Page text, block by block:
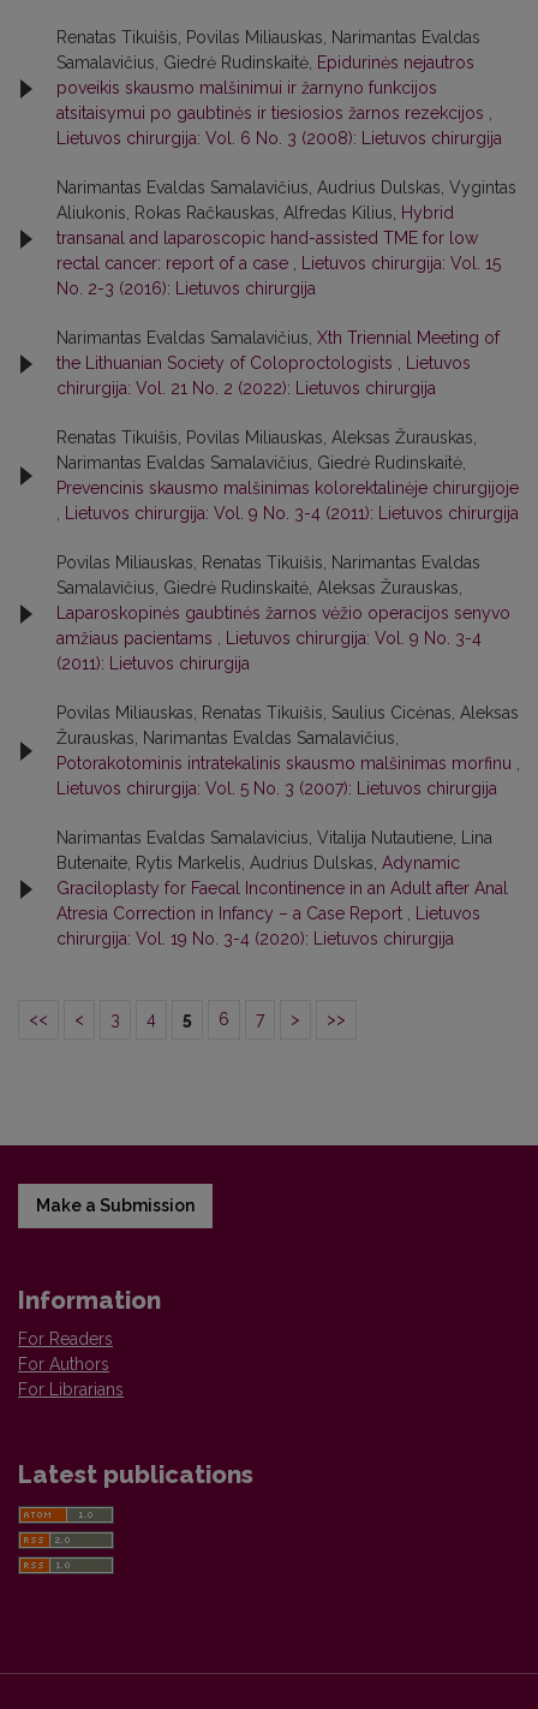
Renatas Tikuišis, Povilas Miliauskas, Narimantas Evaldas
Samalavičius, Giedrė Rudinskaitė, Epidurinės nejautros
poveikis skausmo malšinimui ir žarnyno funkcijos
atsitaisymui po gaubtinės ir tiesiosios žarnos rezekcijos
Lietuvos chirurgija: Vol. 6 No. 3 (2008): Lietuvos chirurgija
Narimantas Evaldas Samalavičius, Audrius Dulskas, Vygintas
Aliukonis, Rokas Račkauskas, Alfredas Kilius,
Hybrid
transanal and laparoscopic hand-assisted TME for low
rectal cancer: report of a case
Lietuvos chirurgija: Vol. 15
No. 2-3 (2016): Lietuvos chirurgija
Narimantas Evaldas Samalavičius, Xth Triennial Meeting of
the Lithuanian Society of Coloproctologists
Lietuvos
chirurgija: Vol. 21 No. 2 (2022): Lietuvos chirurgija
Renatas Tikuišis, Povilas Miliauskas, Aleksas Žurauskas,
Narimantas Evaldas Samalavičius, Giedrė Rudinskaitė,
Prevencinis skausmo malšinimas kolorektalinėje chirurgijoje
Lietuvos chirurgija: Vol. 9 No. 3-4 (2011): Lietuvos chirurgija
Povilas Miliauskas, Renatas Tikuišis, Narimantas Evaldas
Samalavičius, Giedrė Rudinskaitė, Aleksas Žurauskas,
Laparoskopinės gaubtinės žarnos vėžio operacijos senyvo
amžiaus pacientams
Lietuvos chirurgija: Vol. 9 No. 3-4
(2011): Lietuvos chirurgija
Povilas Miliauskas, Renatas Tikuišis, Saulius Cicėnas, Aleksas
Žurauskas, Narimantas Evaldas Samalavičius,
Potorakotominis intratekalinis skausmo malšinimas morfinu
Lietuvos chirurgija: Vol. 5 No. 3 (2007): Lietuvos chirurgija
Narimantas Evaldas Samalavicius, Vitalija Nutautiene, Lina
Butenaite, Rytis Markelis, Audrius Dulskas, Adynamic
Graciloplasty for Faecal Incontinence in an Adult after Anal
Atresia Correction in Infancy – a Case Report
Lietuvos
chirurgija: Vol. 19 No. 3-4 (2020): Lietuvos chirurgija
<< < 3 4 5 6 7 > >>
Make a Submission
Information
For Readers
For Authors
For Librarians
Latest publications